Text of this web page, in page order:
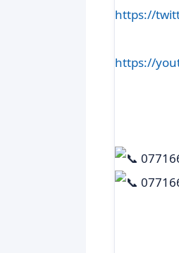
https://
https://